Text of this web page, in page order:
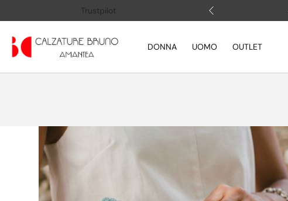
Trustpilot
Apri la chat
DONNA UOMO OUTLET